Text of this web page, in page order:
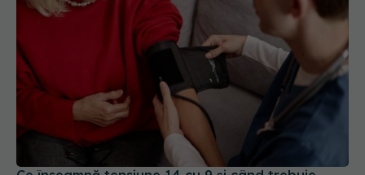
Ce înseamnă tensiune 14 cu 9 și când trebuie
mers la medic
27 iun 2026, 18:00